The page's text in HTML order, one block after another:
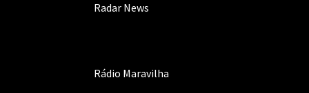
Radar News
Rádio Maravilha